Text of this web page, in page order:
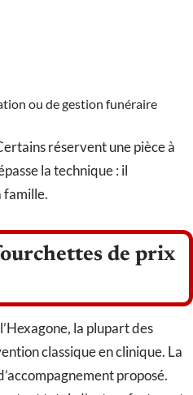
ou de gestion funéraire
réservent une pièce à
la technique : il
famille.
de prix
la plupart des
classique en clinique. La
proposé.